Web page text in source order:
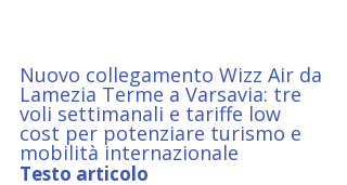
Nuovo collegamento Wizz Air da
Lamezia Terme a Varsavia: tre
voli settimanali e tariffe low
cost per potenziare turismo e
mobilità internazionale
Testo articolo